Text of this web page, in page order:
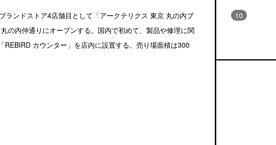
ランドストア4店舗目として「アークテリクス 東京 丸の内ブ
の内仲通りにオープンする。国内で初めて、製品や修理に関
カウンター」を店内に設置する。売り場面積は300